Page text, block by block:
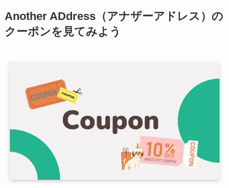
Another ADdress（アナザーアドレス）の
クーポンを見てみよう